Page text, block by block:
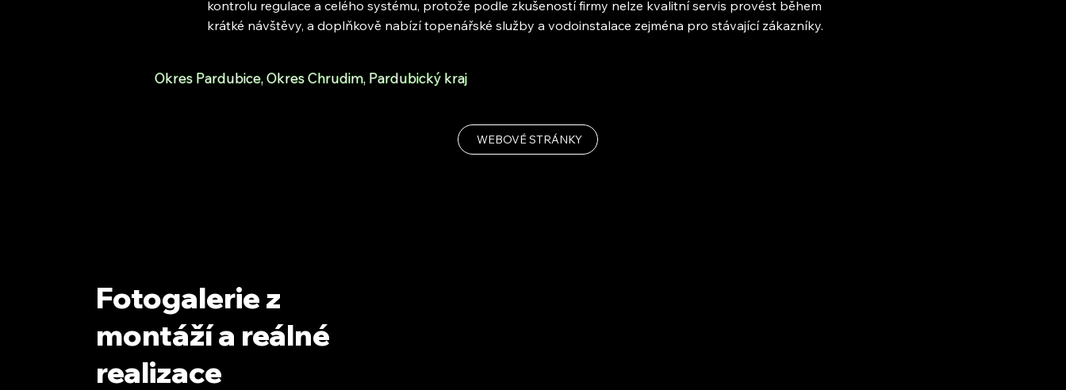
kontrolu regulace a celého systému, protože podle zkušeností firmy nelze kvalitní servis provést během
krátké návštěvy, a doplňkově nabízí topenářské služby a vodoinstalace zejména pro stávající zákazníky.
Okres Pardubice, Okres Chrudim, Pardubický kraj
WEBOVÉ STRÁNKY
Fotogalerie z
montáží a reálné
realizace